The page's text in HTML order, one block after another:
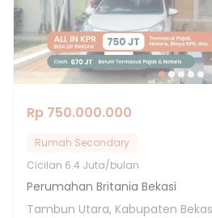
Rp 750.000.000
Rumah Secondary
Cicilan 6.4 Juta/bulan
Perumahan Britania Bekasi
Tambun Utara, Kabupaten